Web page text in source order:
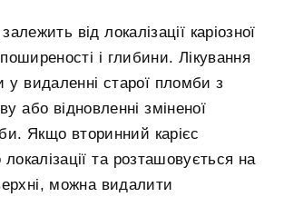
від локалізації каріозної
і глибини. Лікування
у видаленні старої пломби з
або відновленні зміненої
Якщо вторинний карієс
та розташовується на
можна видалити